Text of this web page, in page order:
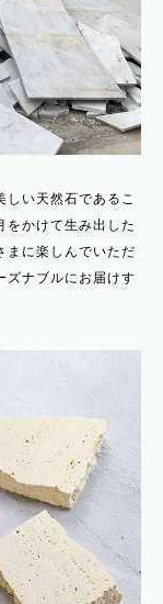
しい天然石であるこ
をかけて生み出した
まに楽しんでいただ
ズナブルにお届けす